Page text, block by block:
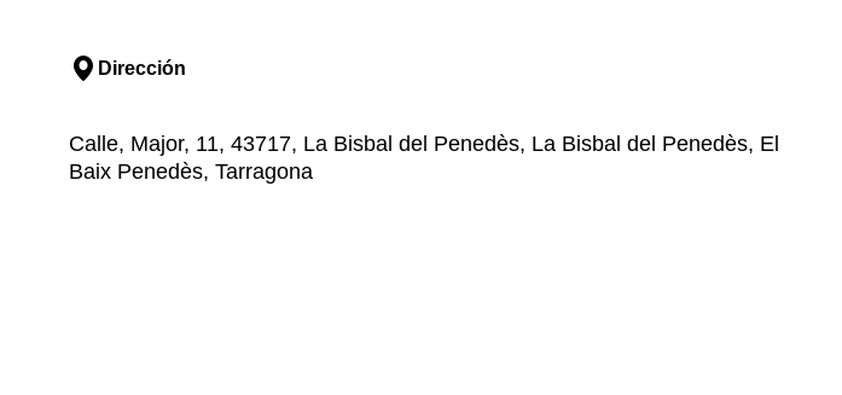
Dirección
Calle, Major, 11, 43717, La Bisbal del Penedès, La Bisbal del Penedès, El
Baix Penedès, Tarragona